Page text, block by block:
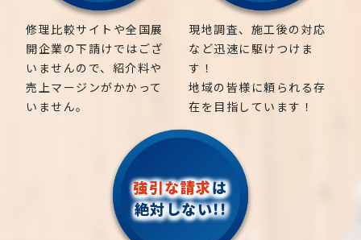
修理比較サイトや全国展
開企業の下請けではござ
いませんので、紹介料や
売上マージンがかかって
いません。
現地調査、施工後の対応
など迅速に駆けつけま
す！
地域の皆様に頼られる存
在を目指しています！
強引な請求は
絶対しない!!